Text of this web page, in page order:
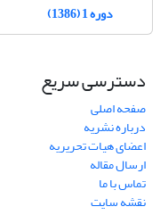
دوره 1 (1386)
دسترسی سریع
صفحه اصلی
درباره نشریه
اعضای هیات تحریریه
ارسال مقاله
تماس با ما
نقشه سایت